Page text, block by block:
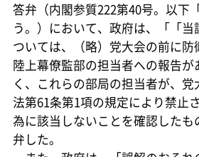
答弁（内閣参質222第40号。以下
う。）において、政府は、「「
ついては、（略）党大会の前に
陸上幕僚監部の担当者への報告が
く、これらの部局の担当者が、
法第61条第1項の規定により禁止
為に該当しないことを確認したも
弁した。